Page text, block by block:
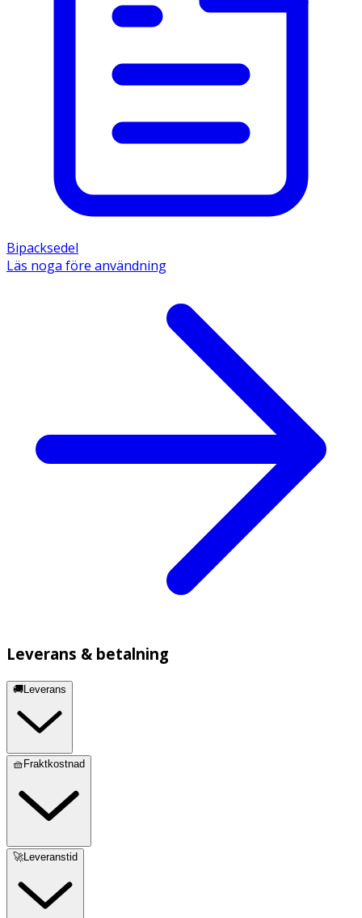
Bipacksedel
Läs noga före användning
Leverans & betalning
🚚Leverans
🧺Fraktkostnad
🚀Leveranstid